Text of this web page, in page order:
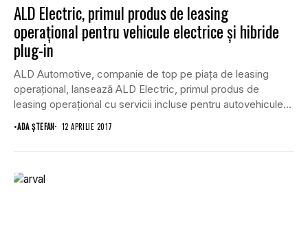
ALD Electric, primul produs de leasing
operaţional pentru vehicule electrice şi hibride
plug-in
ALD Automotive, companie de top pe piaţa de leasing
operaţional, lansează ALD Electric, primul produs de
leasing operaţional cu servicii incluse pentru autovehicule...
•ADA ȘTEFAN 12 APRILIE 2017